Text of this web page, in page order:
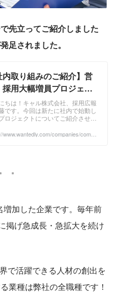
先立ってご紹介しました
足されました。
内取り組みのご紹介】営
採用大幅増員プロジェク
動！！ | キャル株式会社
ちは！キャル株式会社、採用広報
です。今回は新たに社内で始動し
ロジェクトについてご紹介させて
増員プロジェクト 】です！！！今
www.wantedly.com/companies/compa
加した企業です。毎年前
掲げ急成長・急拡大を続け
で活躍できる人材の創出を
業種は弊社の全職種です！